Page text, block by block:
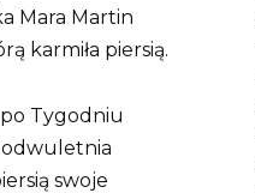
Mara Martin
karmiła piersią.
Tygodniu
swoje